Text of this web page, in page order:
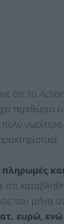
ότι το
πληρωμές
του μήνα
ευρώ,